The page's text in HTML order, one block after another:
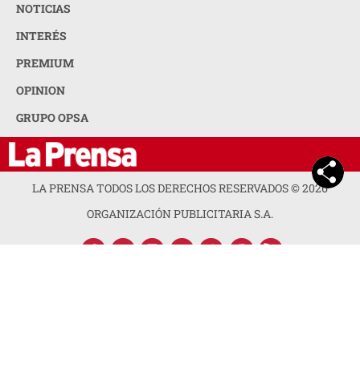
NOTICIAS
INTERÉS
PREMIUM
OPINION
GRUPO OPSA
LA PRENSA TODOS LOS DERECHOS RESERVADOS ©2026
ORGANIZACIÓN PUBLICITARIA S.A.